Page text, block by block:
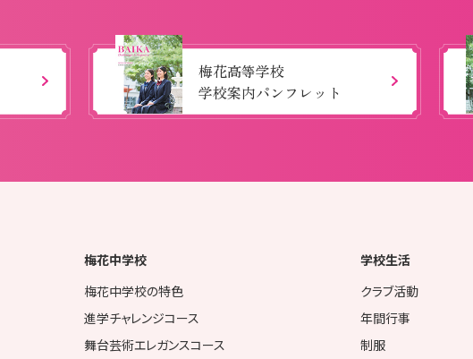
梅花高等学校
学校案内パンフレット
梅花中学校
梅花中学校の特色
進学チャレンジコース
舞台芸術エレガンスコース
学校生活
クラブ活動
年間行事
制服